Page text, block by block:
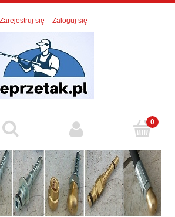
Zarejestruj się Zaloguj się